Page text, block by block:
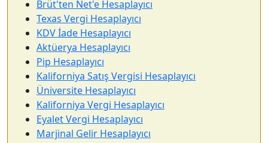
Brüt'ten Net'e Hesaplayıcı
Texas Vergi Hesaplayıcı
KDV İade Hesaplayıcı
Aktüerya Hesaplayıcı
Pip Hesaplayıcı
Kaliforniya Satış Vergisi Hesaplayıcı
Üniversite Hesaplayıcı
Kaliforniya Vergi Hesaplayıcı
Eyalet Vergi Hesaplayıcı
Marjinal Gelir Hesaplayıcı